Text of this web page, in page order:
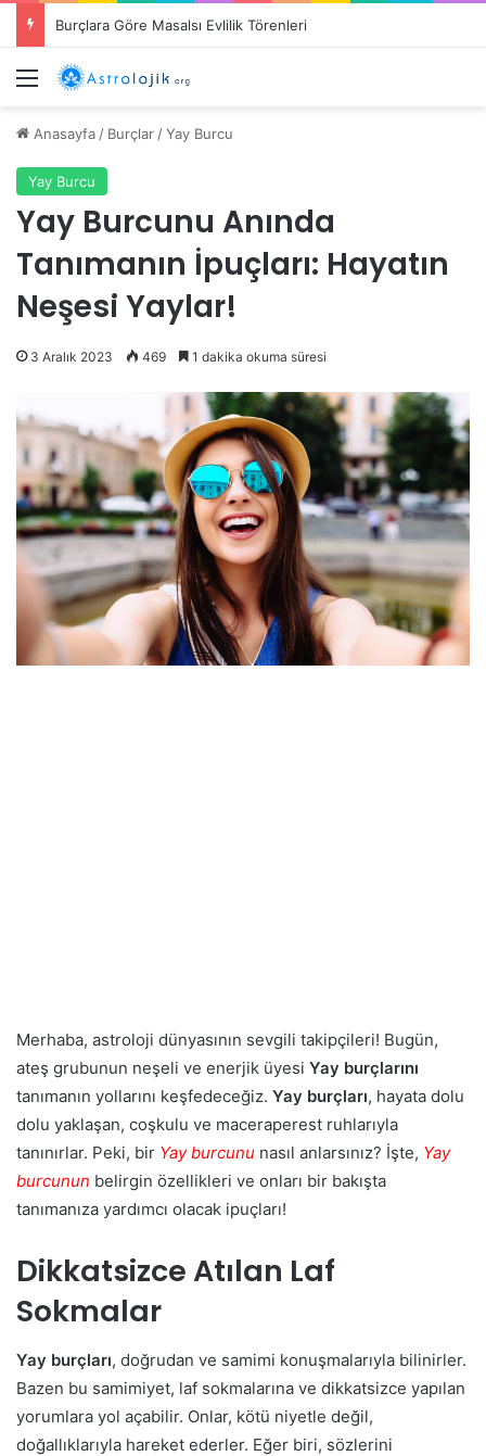
Burçlara Göre Masalsı Evlilik Törenleri
Menü
Anasayfa / Burçlar /Yay Burcu
Yay Burcu
Yay Burcunu Anında
Tanımanın İpuçları: Hayatın
Neşesi Yaylar!
3 Aralık 2023 469 1 dakika okuma süresi
Merhaba, astroloji dünyasının sevgili takipçileri! Bugün,
ateş grubunun neşeli ve enerjik üyesi Yay burçlarını
tanımanın yollarını keşfedeceğiz. Yay burçları, hayata dolu
dolu yaklaşan, coşkulu ve maceraperest ruhlarıyla
tanınırlar. Peki, bir Yay burcunu nasıl anlarsınız? İşte, Yay
burcunun belirgin özellikleri ve onları bir bakışta
tanımanıza yardımcı olacak ipuçları!
Dikkatsizce Atılan Laf
Sokmalar
Yay burçları, doğrudan ve samimi konuşmalarıyla bilinirler.
Bazen bu samimiyet, laf sokmalarına ve dikkatsizce yapılan
yorumlara yol açabilir. Onlar, kötü niyetle değil,
doğallıklarıyla hareket ederler. Eğer biri, sözlerini